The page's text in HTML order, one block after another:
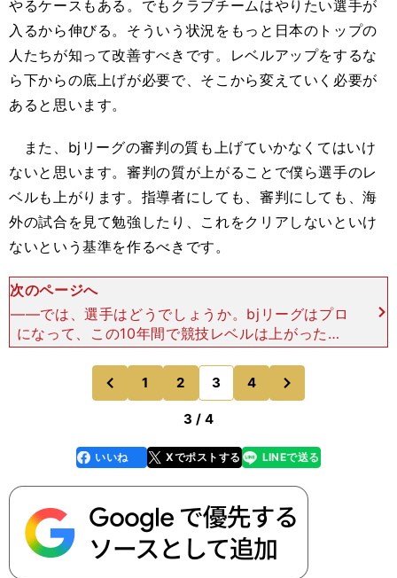
やるケースもある。でもクラブチームはやりたい選手が
入るから伸びる。そういう状況をもっと日本のトップの
人たちが知って改善すべきです。レベルアップをするな
ら下からの底上げが必要で、そこから変えていく必要が
あると思います。
また、bjリーグの審判の質も上げていかなくてはいけ
ないと思います。審判の質が上がることで僕ら選手のレ
ベルも上がります。指導者にしても、審判にしても、海
外の試合を見て勉強したり、これをクリアしないといけ
ないという基準を作るべきです。
次のページへ
――では、選手はどうでしょうか。bjリーグはプロ
になって、この10年間で競技レベルは上がったと
感じますか。城宝 僕を含めてですけど、競技レベ
ルはだいぶ上がったと思います。外国人のバスケッ
トに触れる
前
のページへ
1 2 3 4
のページへ
3 / 4
faceboo
k
いいね Xでポストする
line LINEで送る